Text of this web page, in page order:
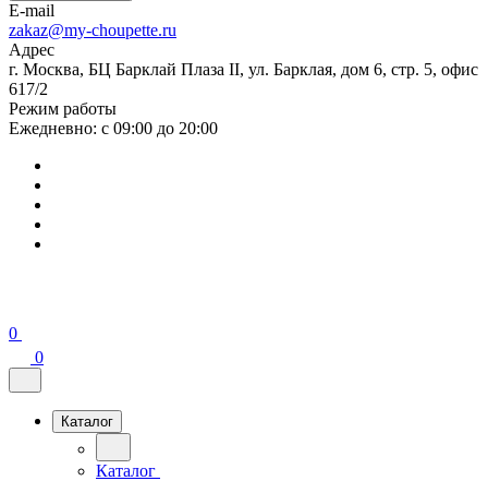
E-mail
zakaz@my-choupette.ru
Адрес
г. Москва, БЦ Барклай Плаза II, ул. Барклая, дом 6, стр. 5, офис
617/2
Режим работы
Ежедневно: с 09:00 до 20:00
0
0
Каталог
Каталог